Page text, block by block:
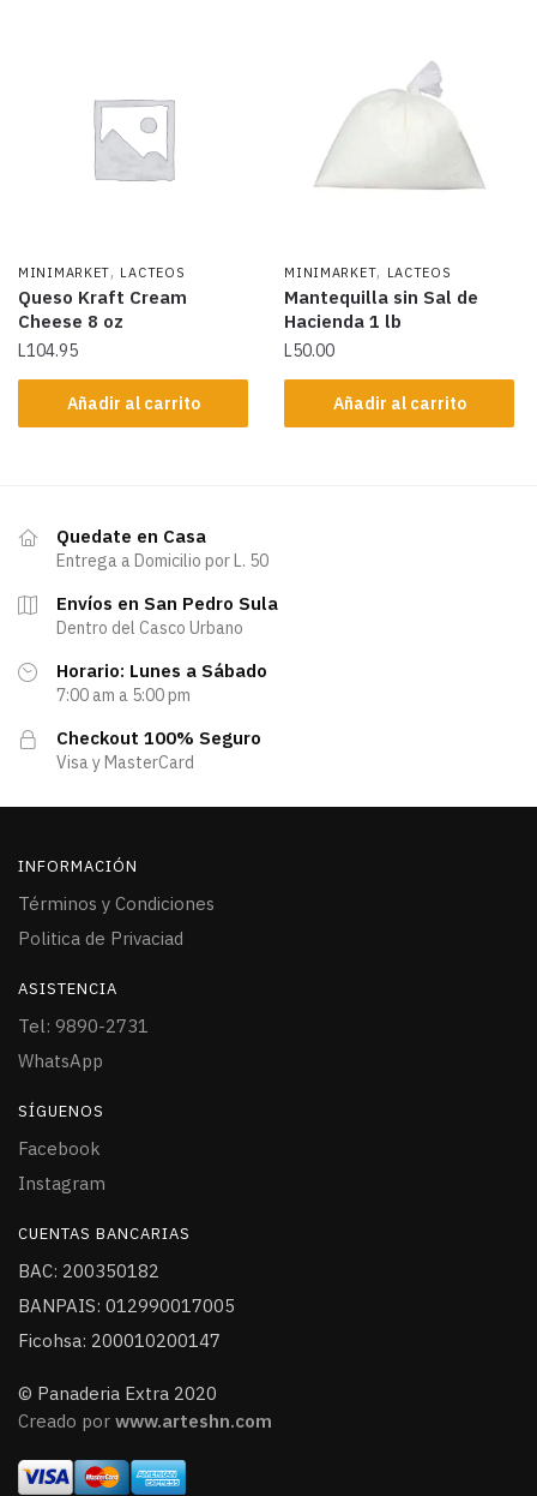
MINIMARKET, LACTEOS
Queso Kraft Cream
Cheese 8 oz
L104.95
Añadir al carrito
MINIMARKET, LACTEOS
Mantequilla sin Sal de
Hacienda 1 lb
L50.00
Añadir al carrito
Quedate en Casa
Entrega a Domicilio por L. 50
Envíos en San Pedro Sula
Dentro del Casco Urbano
Horario: Lunes a Sábado
7:00 am a 5:00 pm
Checkout 100% Seguro
Visa y MasterCard
INFORMACIÓN
Términos y Condiciones
Politica de Privaciad
ASISTENCIA
Tel: 9890-2731
WhatsApp
SÍGUENOS
Facebook
Instagram
CUENTAS BANCARIAS
BAC: 200350182
BANPAIS: 012990017005
Ficohsa: 200010200147
© Panaderia Extra 2020
Creado por www.arteshn.com